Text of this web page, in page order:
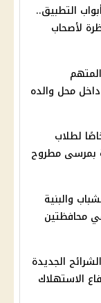
2026 على أبواب التطبيق..
لأصحاب
محل والده
لطلاب
بمرسى مطروح
والبنية
محافظتين
أسعار الشرائح الجديدة
الاستهلاك